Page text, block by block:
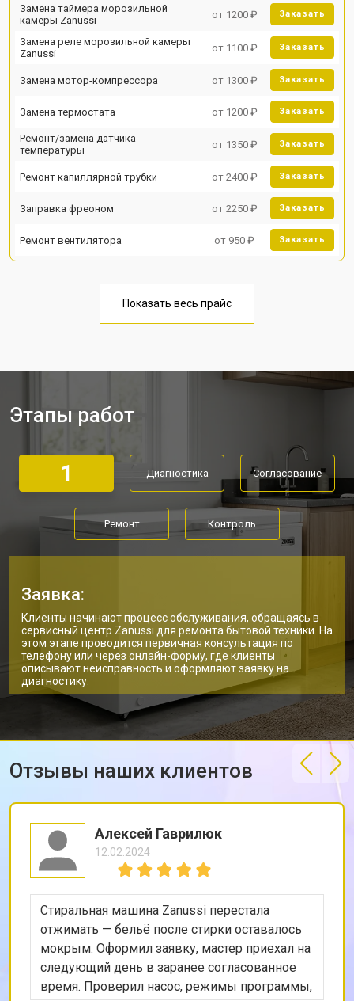
Замена таймера морозильной
камеры Zanussi
от 1200 ₽ Заказать
Замена реле морозильной камеры
Zanussi
от 1100 ₽ Заказать
Замена мотор-компрессора от 1300 ₽ Заказать
Замена термостата от 1200 ₽ Заказать
Ремонт/замена датчика
температуры
от 1350 ₽ Заказать
Ремонт капиллярной трубки от 2400 ₽ Заказать
Заправка фреоном от 2250 ₽ Заказать
Ремонт вентилятора от 950 ₽ Заказать
Показать весь прайс
Этапы работ
1 Диагностика Согласование
Ремонт Контроль
Заявка:
Клиенты начинают процесс обслуживания, обращаясь в
сервисный центр Zanussi для ремонта бытовой техники. На
этом этапе проводится первичная консультация по
телефону или через онлайн-форму, где клиенты
описывают неисправность и оформляют заявку на
диагностику.
Отзывы наших клиентов
Алексей Гаврилюк
12.02.2024
Стиральная машина Zanussi перестала
отжимать — бельё после стирки оставалось
мокрым. Оформил заявку, мастер приехал на
следующий день в заранее согласованное
время. Проверил насос, режимы программы,